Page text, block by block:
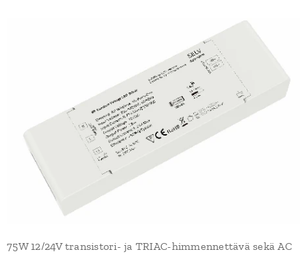
75W 12/24V transistori- ja TRIAC-himmennettävä sekä AC